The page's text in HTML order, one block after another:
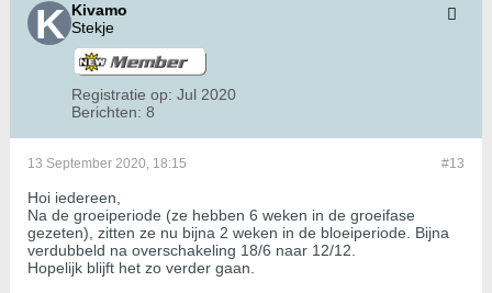
Kivamo
Stekje
Registratie op: Jul 2020
Berichten: 8
#13
13 September 2020, 18:15
Hoi iedereen,
Na de groeiperiode (ze hebben 6 weken in de groeifase
gezeten), zitten ze nu bijna 2 weken in de bloeiperiode. Bijna
verdubbeld na overschakeling 18/6 naar 12/12.
Hopelijk blijft het zo verder gaan.